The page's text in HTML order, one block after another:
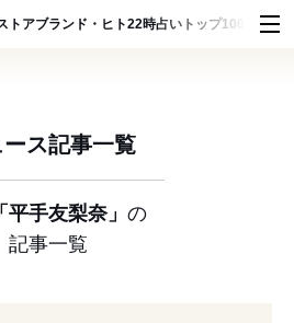
トアブランド・ヒト22時占い トップ100 スナッ
ース記事一覧
平手友梨奈」 の
記事一覧